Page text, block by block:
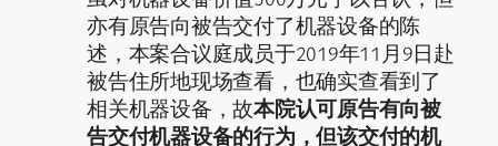
亦有原告向被告交付了机器设备的陈
述，本案合议庭成员于2019年11月9日赴
被告住所地现场查看，也确实查看到了
相关机器设备，故本院认可原告有向被
告交付机器设备的行为，但该交付的机